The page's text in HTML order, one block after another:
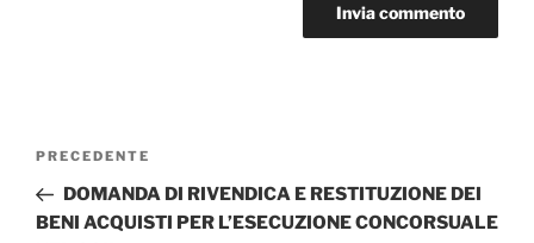
Navigazione
Articolo
precedente:
PRECEDENTE
DOMANDA DI RIVENDICA E RESTITUZIONE DEI
BENI ACQUISTI PER L’ESECUZIONE CONCORSUALE